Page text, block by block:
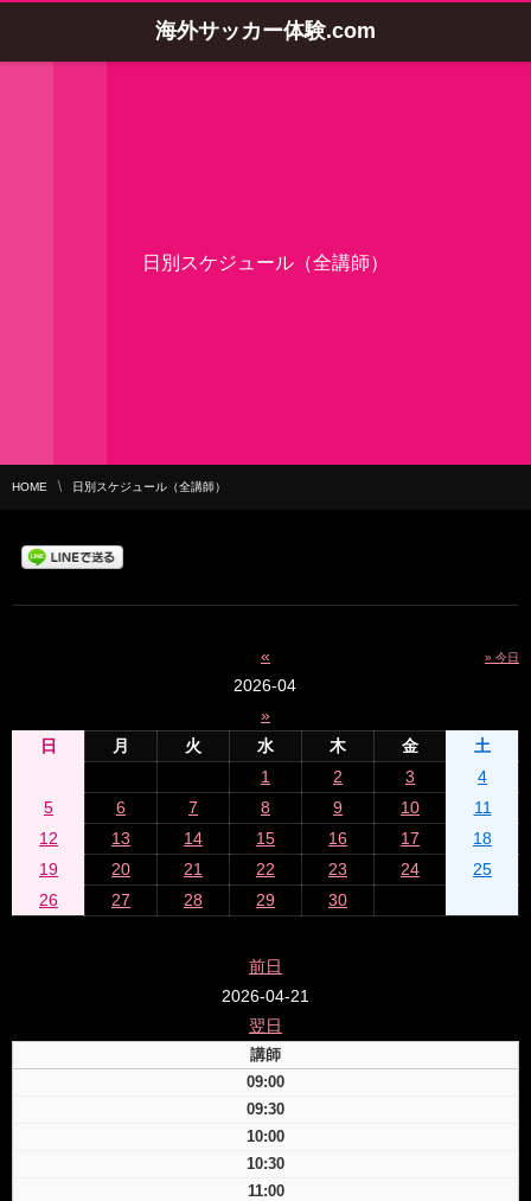
海外サッカー体験.com
日別スケジュール（全講師）
HOME 日別スケジュール（全講師）
«
2026-04
»
» 今日
日 月 火 水 木 金
土
1
2 3
4
5
6 7 8 9 10
11
12
13 14 15 16 17
18
19
20 21 22 23 24
25
26
27 28 29 30
前日
2026-04-21
翌日
講師
09:00
09:30
10:00
10:30
11:00